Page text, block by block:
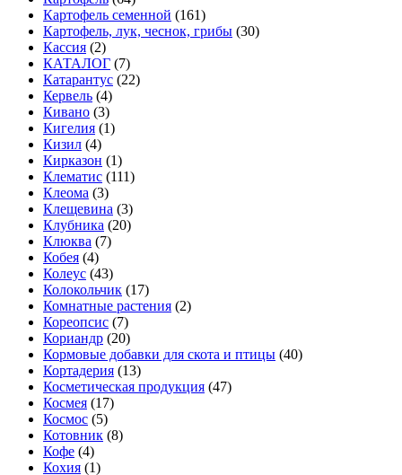
Картофель семенной (161)
Картофель, лук, чеснок, грибы (30)
Кассия (2)
КАТАЛОГ (7)
Катарантус (22)
Кервель (4)
Кивано (3)
Кигелия (1)
Кизил (4)
Кирказон (1)
Клематис (111)
Клеома (3)
Клещевина (3)
Клубника (20)
Клюква (7)
Кобея (4)
Колеус (43)
Колокольчик (17)
Комнатные растения (2)
Кореопсис (7)
Кориандр (20)
Кормовые добавки для скота и птицы (40)
Кортадерия (13)
Косметическая продукция (47)
Космея (17)
Космос (5)
Котовник (8)
Кофе (4)
Кохия (1)